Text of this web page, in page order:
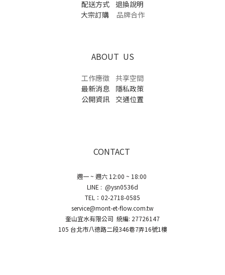
配送方式
退換說明
大宗訂購品牌合作
ABOUT US
工作應徵 共享空間
最新消息
隱私政策
公開資訊
交通位置
CONTACT
週一 ~ 週六 12:00 ~ 18:00
LINE : @ysn0536d
TEL：02-2718-0585
service@mont-et-flow.com.tw
奎山宜水有限公司 統編: 27726147
105 台北市八德路二段346巷7弄16號1樓